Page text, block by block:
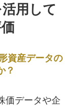
用して
資産データの
？
価データや企